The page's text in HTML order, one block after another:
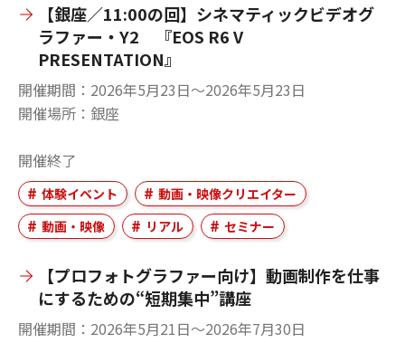
【銀座／11:00の回】シネマティックビデオグ
ラファー・Y2 『EOS R6 V
PRESENTATION』
開催期間
2026年5月23日〜2026年5月23日
開催場所
銀座
開催終了
体験イベント
動画・映像クリエイター
動画・映像
リアル セミナー
【プロフォトグラファー向け】動画制作を仕事
にするための“短期集中”講座
開催期間
2026年5月21日〜2026年7月30日